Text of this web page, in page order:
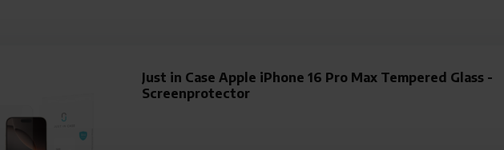
Just in Case Apple iPhone 16 Pro Max Tempered Glass -
Screenprotector